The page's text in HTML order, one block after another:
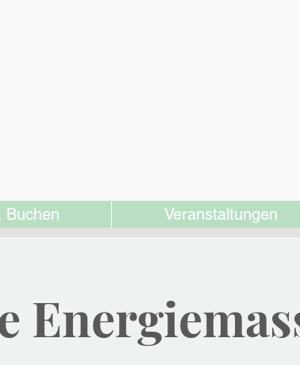
Buchen Veranstaltungen